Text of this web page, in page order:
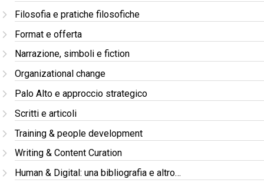
Filosofia e pratiche filosofiche
Format e offerta
Narrazione, simboli e fiction
Organizational change
Palo Alto e approccio strategico
Scritti e articoli
Training & people development
Writing & Content Curation
Human & Digital: una bibliografia e altro…